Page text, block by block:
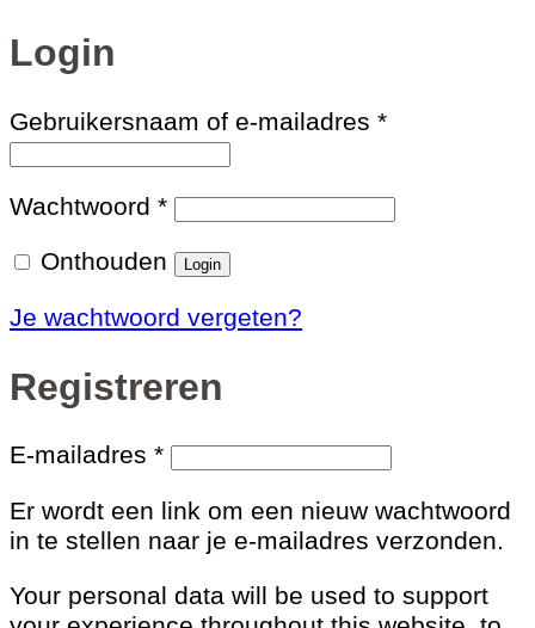
Login
Gebruikersnaam of e-mailadres *Vereist
Wachtwoord *Vereist
Onthouden
Login
Je wachtwoord vergeten?
Registreren
E-mailadres *Vereist
Er wordt een link om een nieuw wachtwoord
in te stellen naar je e-mailadres verzonden.
Your personal data will be used to support